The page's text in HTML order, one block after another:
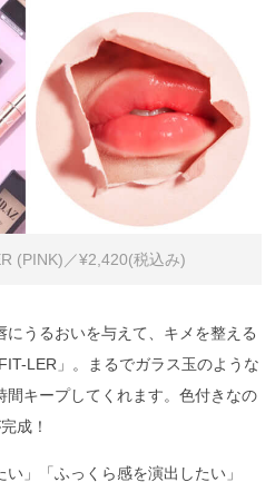
(PINK)／¥2,420(税込み)
にうるおいを与えて、キメを整える
LER」。まるでガラス玉のような
間キープしてくれます。色付きなの
成！
い」「ふっくら感を演出したい」